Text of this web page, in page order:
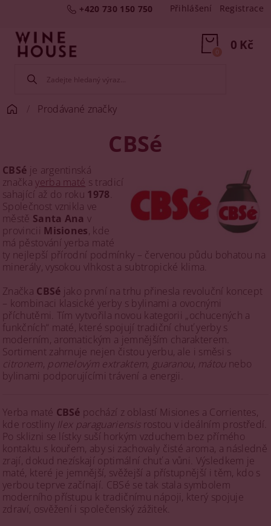
+420 730 150 750 Přihlášení Registrace
0 Kč
0
Prodávané značky
CBSé
CBSé je argentinská
značkayerba maté s tradicí
sahající až do roku 1978
Společnost vznikla ve
městě Santa Ana v
provincii Misiones, kde
má pěstování yerba maté
ty nejlepší přírodní podmínky – červenou půdu bohatou na
minerály, vysokou vlhkost a subtropické klima.
Značka CBSé jako první na trhu přinesla revoluční koncept
– kombinaci klasické yerby s bylinami a ovocnými
příchutěmi. Tím vytvořila novou kategorii „ochucených a
funkčních“ maté, které spojují tradiční chuť yerby s
moderním, aromatickým a jemnějším charakterem.
Sortiment zahrnuje nejen čistou yerbu, ale i směsi s
citronem, pomelovým extraktem, guaranou, mátounebo
bylinami podporujícími trávení a energii.
Yerba maté CBSé pochází z oblastí Misiones a Corrientes,
kde rostliny Ilex paraguariensis rostou v ideálním prostředí.
Po sklizni se lístky suší horkým vzduchem bez přímého
kontaktu s kouřem, aby si zachovaly čisté aroma, a následně
zrají, dokud nezískají optimální chuť a vůni. Výsledkem je
maté, které je jemnější, svěžejší a přístupnější i těm, kdo s
yerbou teprve začínají. CBSé se tak stala symbolem
moderního přístupu k tradičnímu nápoji, který spojuje
zdraví, osvěžení i společenský zážitek.